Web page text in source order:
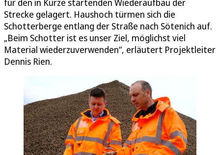
für den in Kürze startenden Wiederaufbau der
Strecke gelagert. Haushoch türmen sich die
Schotterberge entlang der Straße nach Sötenich auf.
„Beim Schotter ist es unser Ziel, möglichst viel
Material wiederzuverwenden“, erläutert Projektleiter
Dennis Rien.